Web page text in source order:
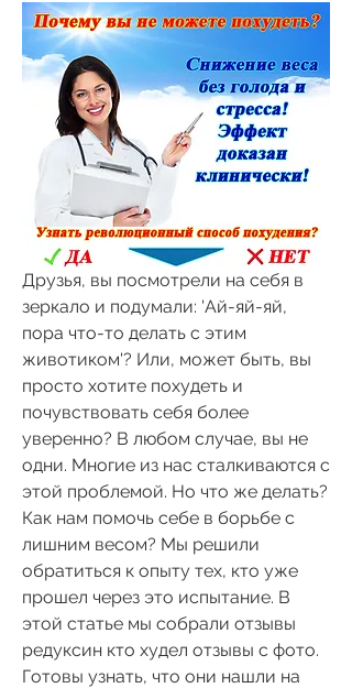
Друзья, вы посмотрели на себя в
зеркало и подумали: 'Ай-яй-яй,
пора что-то делать с этим
животиком'? Или, может быть, вы
просто хотите похудеть и
почувствовать себя более
уверенно? В любом случае, вы не
одни. Многие из нас сталкиваются с
этой проблемой. Но что же делать?
Как нам помочь себе в борьбе с
лишним весом? Мы решили
обратиться к опыту тех, кто уже
прошел через это испытание. В
этой статье мы собрали отзывы
редуксин кто худел отзывы с фото.
Готовы узнать, что они нашли на